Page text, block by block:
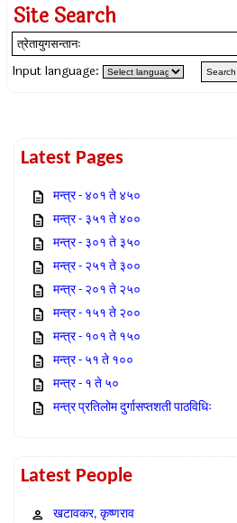
Site Search
Input language:
Latest Pages
मन्त्र - ४०१ ते ४५०
मन्त्र - ३५१ ते ४००
मन्त्र - ३०१ ते ३५०
मन्त्र - २५१ ते ३००
मन्त्र - २०१ ते २५०
मन्त्र - १५१ ते २००
मन्त्र - १०१ ते १५०
मन्त्र - ५१ ते १००
मन्त्र - १ ते ५०
मन्त्र प्रतिलोम दुर्गासप्तशती पाठविधिः
Latest People
खटावकर, कृष्णराव